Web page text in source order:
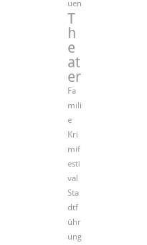
uen
T
h
e
at
er
Fa
mili
e
Kri
mif
esti
val
Sta
dtf
ühr
ung